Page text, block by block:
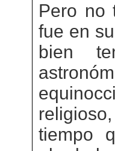
Pero no
fue en
bien
tiempo